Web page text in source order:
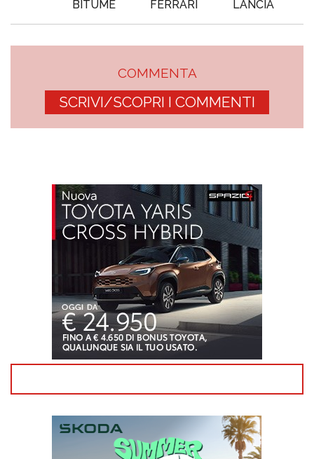
BITUME FERRARI LANCIA
COMMENTA
SCRIVI/SCOPRI I COMMENTI